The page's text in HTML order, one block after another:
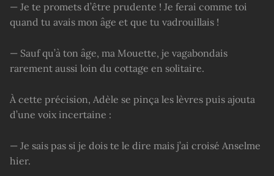
— Je te promets d’être prudente ! Je ferai comme toi
quand tu avais mon âge et que tu vadrouillais !
— Sauf qu’à ton âge, ma Mouette, je vagabondais
rarement aussi loin du cottage en solitaire.
À cette précision, Adèle se pinça les lèvres puis ajouta
d’une voix incertaine :
— Je sais pas si je dois te le dire mais j’ai croisé Anselme
hier.